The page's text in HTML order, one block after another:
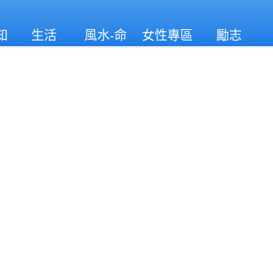
生活
風水-命
女性專區 勵志